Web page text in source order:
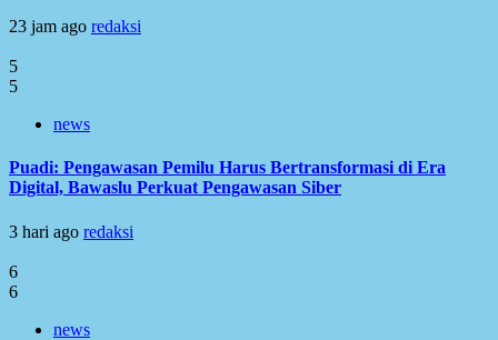
23 jam ago redaksi
5
5
news
Puadi: Pengawasan Pemilu Harus Bertransformasi di Era
Digital, Bawaslu Perkuat Pengawasan Siber
3 hari ago redaksi
6
6
news